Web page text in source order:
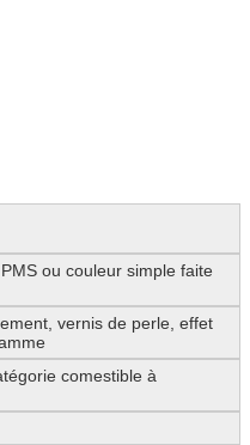
ou couleur simple faite
vernis de perle, effet
comestible à